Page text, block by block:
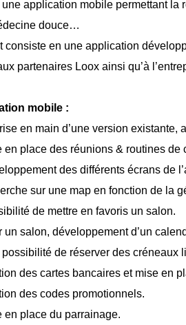
une application mobile permettant
douce…
consiste en une application
partenaires Loox ainsi qu’à
mobile :
en main d’une version existante,
en place des réunions & routines de
des différents écrans de
sur une map en fonction de la
de mettre en favoris un salon.
un salon, développement d’un
possibilité de réserver des créneaux
des cartes bancaires et mise en
des codes promotionnels.
en place du parrainage.